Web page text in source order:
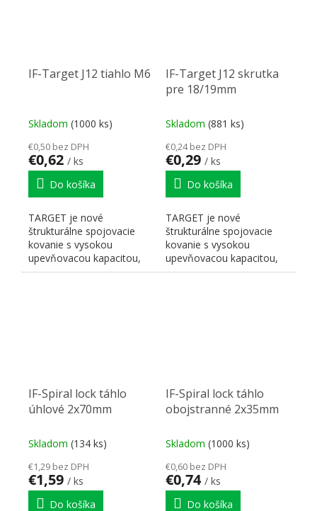
IF-Target J12 tiahlo M6
Skladom (1000 ks)
€0,50 bez DPH
€0,62 / ks
Do košíka
TARGET je nové
štrukturálne spojovacie
kovanie s vysokou
upevňovacou kapacitou,
pre montáž so závrtnou
IF-Target J12 skrutka
pre 18/19mm
Skladom (881 ks)
€0,24 bez DPH
€0,29 / ks
Do košíka
TARGET je nové
štrukturálne spojovacie
kovanie s vysokou
upevňovacou kapacitou,
vhodné na montáž s
IF-Spiral lock táhlo
úhlové 2x70mm
Skladom (134 ks)
€1,29 bez DPH
€1,59 / ks
Do košíka
IF-Spiral lock táhlo
obojstranné 2x35mm
Skladom (1000 ks)
€0,60 bez DPH
€0,74 / ks
Do košíka